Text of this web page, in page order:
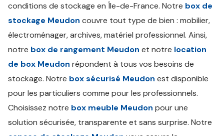
conditions de stockage en Île-de-France. Notre box de
stockage Meudon couvre tout type de bien : mobilier,
électroménager, archives, matériel professionnel. Ainsi,
notre box de rangement Meudon et notre location
de box Meudon répondent à tous vos besoins de
stockage. Notre box sécurisé Meudon est disponible
pour les particuliers comme pour les professionnels.
Choisissez notre box meuble Meudon pour une
solution sécurisée, transparente et sans surprise. Notre